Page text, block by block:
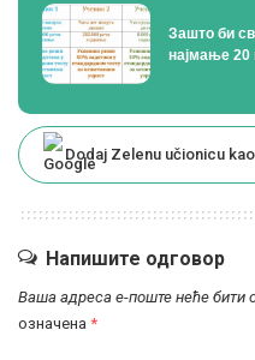
Зашто би
најмање 20
Dodaj Zelenu učionicu
Напишите одговор
Ваша адреса е-поште неће бити
означена *